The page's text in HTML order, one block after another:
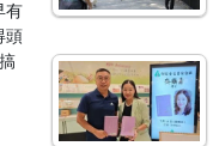
有
頭